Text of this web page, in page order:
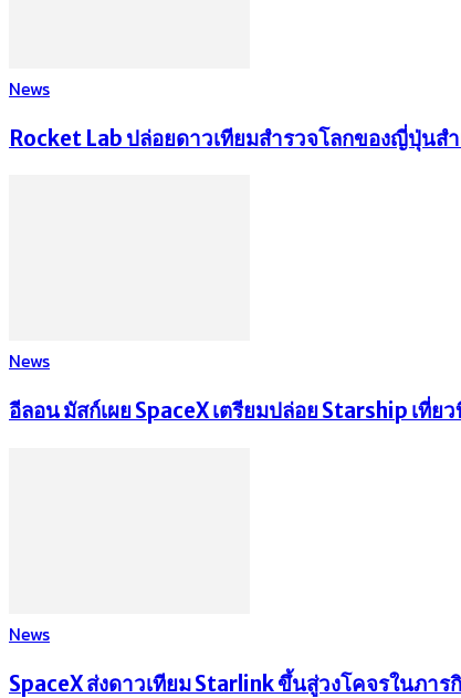
News
Rocket Lab ปล่อยดาวเทียมสำรวจโลกของญี่ปุ่นส
News
อีลอน มัสก์เผย SpaceX เตรียมปล่อย Starship เที่
News
SpaceX ส่งดาวเทียม Starlink ขึ้นสู่วงโคจรในภาร